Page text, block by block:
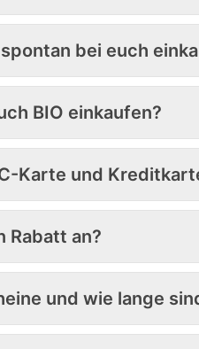
bei euch
BIO einkaufen?
Karte und
Rabatt an?
und wie lange